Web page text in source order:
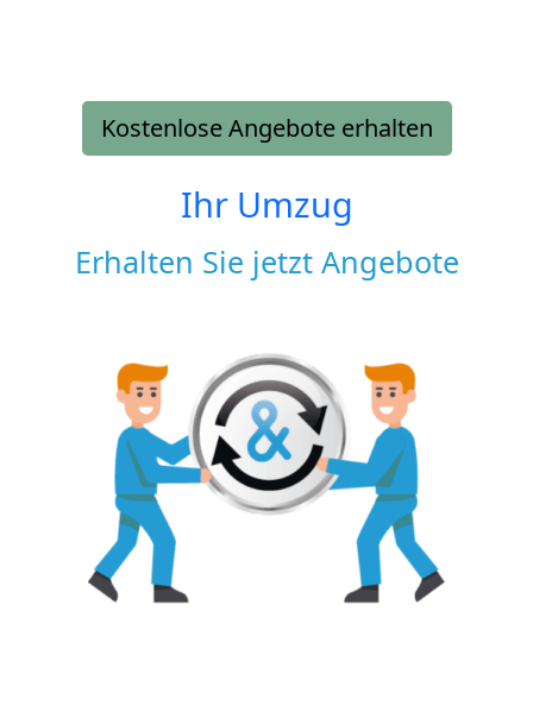
Kostenlose Angebote erhalten
Ihr Umzug
Erhalten Sie jetzt Angebote